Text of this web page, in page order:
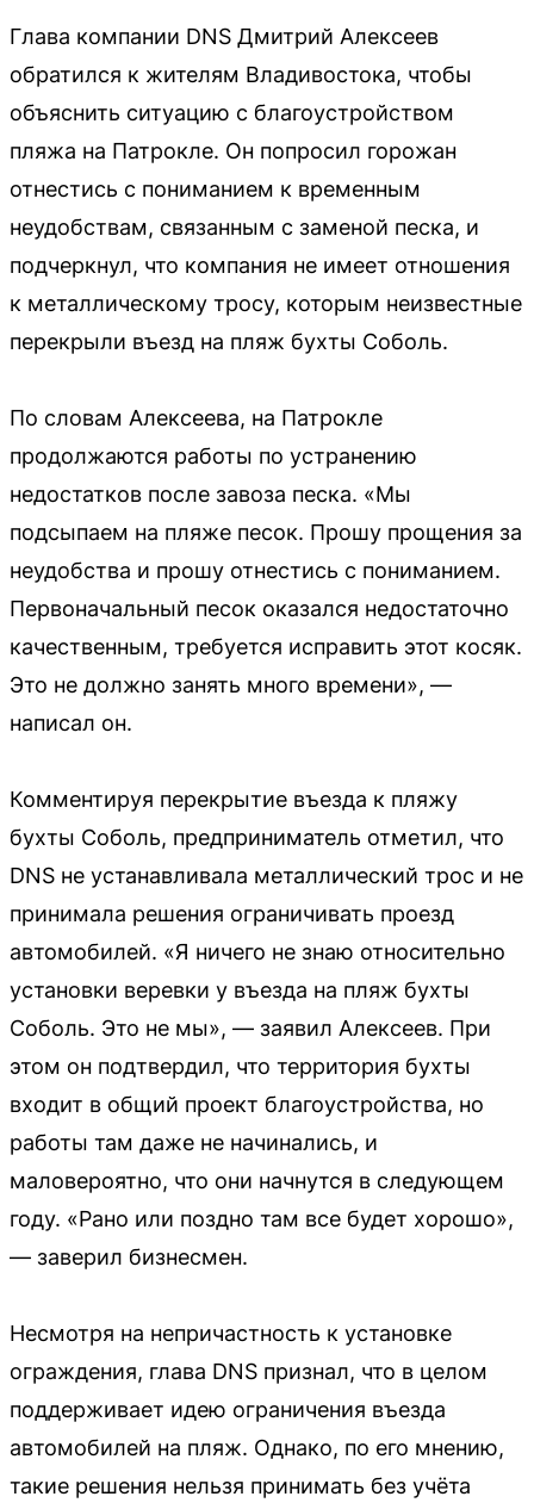
Глава компании DNS Дмитрий Алексеев
обратился к жителям Владивостока, чтобы
объяснить ситуацию с благоустройством
пляжа на Патрокле. Он попросил горожан
отнестись с пониманием к временным
неудобствам, связанным с заменой песка, и
подчеркнул, что компания не имеет отношения
к металлическому тросу, которым неизвестные
перекрыли въезд на пляж бухты Соболь.
По словам Алексеева, на Патрокле
продолжаются работы по устранению
недостатков после завоза песка. «Мы
подсыпаем на пляже песок. Прошу прощения за
неудобства и прошу отнестись с пониманием.
Первоначальный песок оказался недостаточно
качественным, требуется исправить этот косяк.
Это не должно занять много времени», —
написал он.
Комментируя перекрытие въезда к пляжу
бухты Соболь, предприниматель отметил, что
DNS не устанавливала металлический трос и не
принимала решения ограничивать проезд
автомобилей. «Я ничего не знаю относительно
установки веревки у въезда на пляж бухты
Соболь. Это не мы», — заявил Алексеев. При
этом он подтвердил, что территория бухты
входит в общий проект благоустройства, но
работы там даже не начинались, и
маловероятно, что они начнутся в следующем
году. «Рано или поздно там все будет хорошо»,
— заверил бизнесмен.
Несмотря на непричастность к установке
ограждения, глава DNS признал, что в целом
поддерживает идею ограничения въезда
автомобилей на пляж. Однако, по его мнению,
такие решения нельзя принимать без учёта